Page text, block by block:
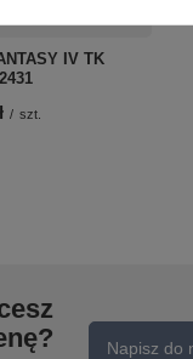
IV TK
/ szt.
Napisz do